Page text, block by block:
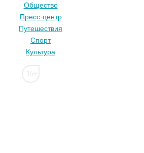
Общество
Пресс-центр
Путешествия
Спорт
Культура